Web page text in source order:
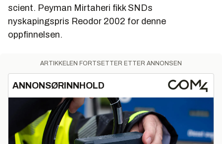
scient. Peyman Mirtaheri fikk SNDs
nyskapingspris Reodor 2002 for denne
oppfinnelsen.
ARTIKKELEN FORTSETTER ETTER ANNONSEN
ANNONSØRINNHOLD